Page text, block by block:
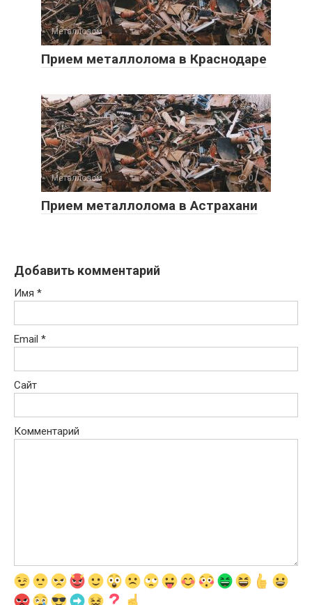
Металлолом 0
Прием металлолома в Краснодаре
Металлолом 0
Прием металлолома в Астрахани
Добавить комментарий
Имя *
Email *
Сайт
Комментарий